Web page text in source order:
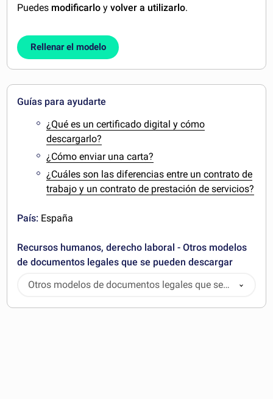
Puedes modificarlo yvolver a utilizarlo.
Rellenar el modelo
Guías para ayudarte
¿Qué es un certificado digital y cómo
descargarlo?
¿Cómo enviar una carta?
¿Cuáles son las diferencias entre un contrato de
trabajo y un contrato de prestación de servicios?
País: España
Recursos humanos, derecho laboral - Otros modelos
de documentos legales que se pueden descargar
Otros modelos de documentos legales que se
pueden descargar